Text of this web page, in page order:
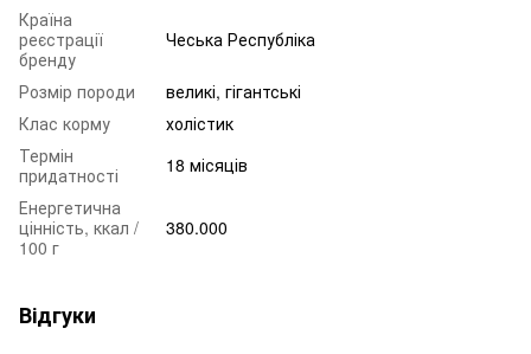
Країна
реєстрації
бренду
Чеська Республіка
Розмір породи
великі, гігантські
Клас корму
холістик
Термін
придатності
18 місяців
Енергетична
цінність, ккал /
100 г
380.000
Відгуки